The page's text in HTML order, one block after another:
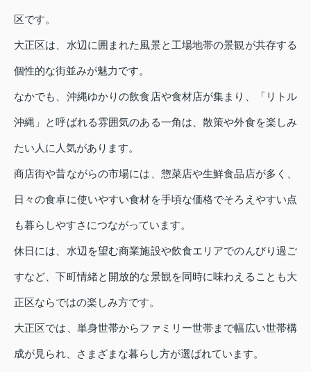
区です。
大正区は、水辺に囲まれた風景と工場地帯の景観が共存する
個性的な街並みが魅力です。
なかでも、沖縄ゆかりの飲食店や食材店が集まり、「リトル
沖縄」と呼ばれる雰囲気のある一角は、散策や外食を楽しみ
たい人に人気があります。
商店街や昔ながらの市場には、惣菜店や生鮮食品店が多く、
日々の食卓に使いやすい食材を手頃な価格でそろえやすい点
も暮らしやすさにつながっています。
休日には、水辺を望む商業施設や飲食エリアでのんびり過ご
すなど、下町情緒と開放的な景観を同時に味わえることも大
正区ならではの楽しみ方です。
大正区では、単身世帯からファミリー世帯まで幅広い世帯構
成が見られ、さまざまな暮らし方が選ばれています。